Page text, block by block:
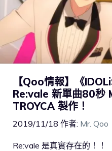
【Qoo情報】《
Re:vale 新單曲80秒
TROYCA 製作！
2019/11/18 作者: Mr. Qoo
Re:vale 是真實存在的！！